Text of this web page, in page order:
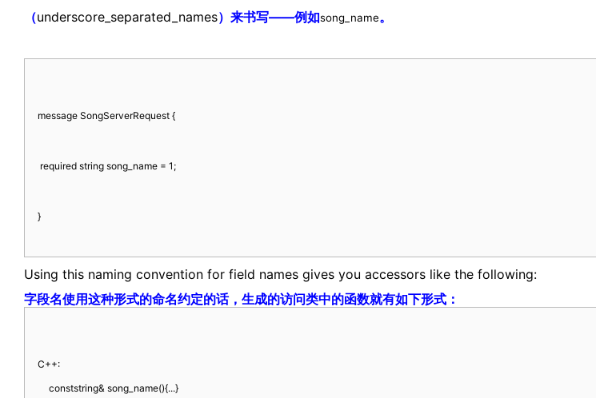
（underscore_separated_names）来书写——例如song_name。
message SongServerRequest {
required string song_name = 1;
}
Using this naming convention for field names gives you accessors like the following:
字段名使用这种形式的命名约定的话，生成的访问类中的函数就有如下形式：
C++:
conststring& song_name(){...}